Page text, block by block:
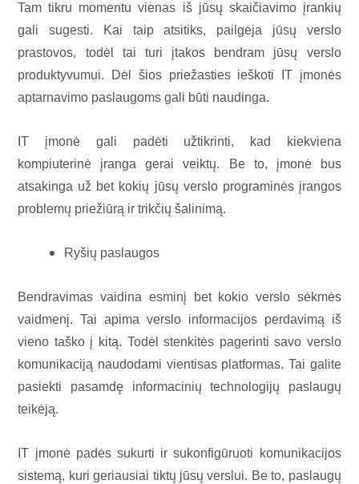
Tam tikru momentu vienas iš jūsų skaičiavimo įrankių
gali sugesti. Kai taip atsitiks, pailgėja jūsų verslo
prastovos, todėl tai turi įtakos bendram jūsų verslo
produktyvumui. Dėl šios priežasties ieškoti IT įmonės
aptarnavimo paslaugoms gali būti naudinga.
IT įmonė gali padėti užtikrinti, kad kiekviena
kompiuterinė įranga gerai veiktų. Be to, įmonė bus
atsakinga už bet kokių jūsų verslo programinės įrangos
problemų priežiūrą ir trikčių šalinimą.
Ryšių paslaugos
Bendravimas vaidina esminį bet kokio verslo sėkmės
vaidmenį. Tai apima verslo informacijos perdavimą iš
vieno taško į kitą. Todėl stenkitės pagerinti savo verslo
komunikaciją naudodami vientisas platformas. Tai galite
pasiekti pasamdę informacinių technologijų paslaugų
teikėją.
IT įmonė padės sukurti ir sukonfigūruoti komunikacijos
sistemą, kuri geriausiai tiktų jūsų verslui. Be to, paslaugų